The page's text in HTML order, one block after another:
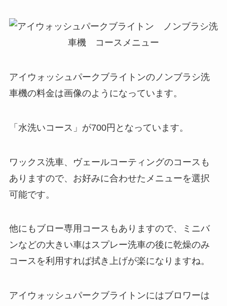
アイウォッシュパークブライトンのノンブラシ洗
車機の料金は画像のようになっています。
「水洗いコース」が700円となっています。
ワックス洗車、ヴェールコーティングのコースも
ありますので、お好みに合わせたメニューを選択
可能です。
他にもブロー専用コースもありますので、ミニバ
ンなどの大きい車はスプレー洗車の後に乾燥のみ
コースを利用すれば拭き上げが楽になりますね。
アイウォッシュパークブライトンにはブロワーは